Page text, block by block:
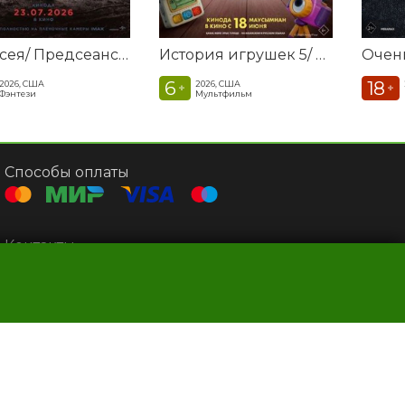
Одиссея/ Предсеансовое обслуживание фильма Соната
2026, США
Фэнтези
История игрушек 5/ Предсеансовое обслуживание фильма Соната
6 +
2026, США
Мультфильм
18 +
Способы оплаты
Контакты